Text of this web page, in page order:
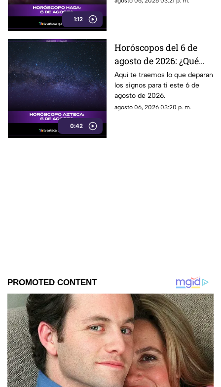
1:12
0:42
Horóscopos del 6 de
agosto de 2026: ¿Qué
revelan los aztecas
hoy?
Aquí te traemos lo que deparan
los signos para ti este 6 de
agosto de 2026.
agosto 06, 2026 03:20 p. m.